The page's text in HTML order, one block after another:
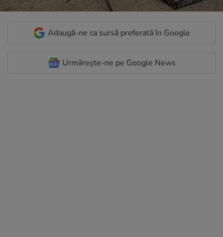
Adaugă-ne ca sursă preferată în Google
Urmărește-ne pe Google News